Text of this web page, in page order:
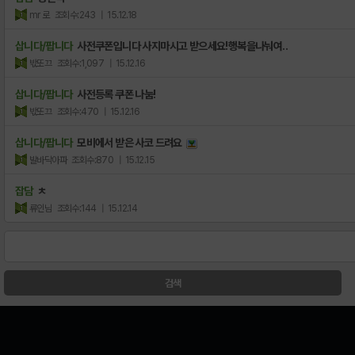
mr 로 조회수:243 | 15.12.18
삽니다/팝니다 사전쿠폰입니다 사지마시고 받으세요!행복을나눠여..
밗또끄 조회수:1,097 | 15.12.16
삽니다/팝니다 사전등록 쿠폰 나눔!
밗또끄 조회수:470 | 15.12.16
삽니다/팝니다 모비에서 받은 사코 드려요
발바닥아파 조회수:870 | 15.12.15
잡담 ㅊ
류인님 조회수:144 | 15.12.14
검색